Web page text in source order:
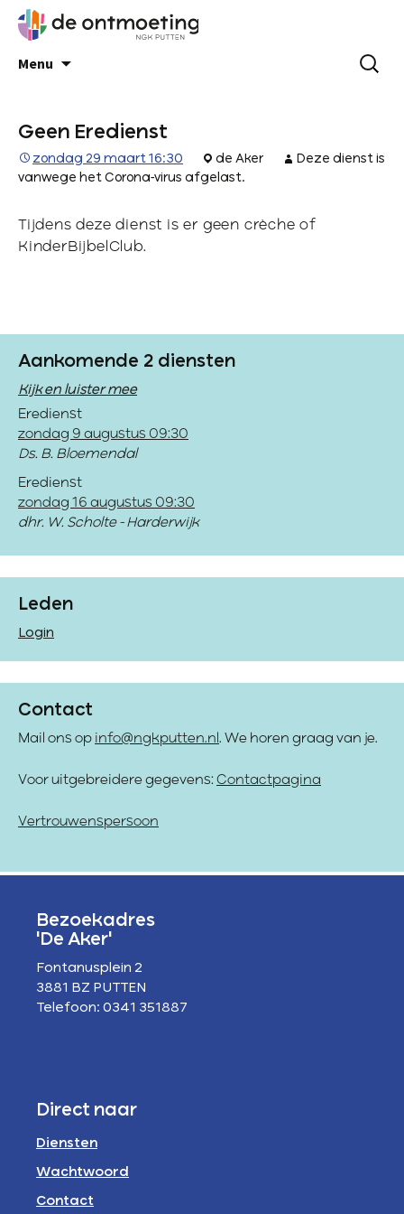
Menu
Geen Eredienst
zondag 29 maart 16:30 de Aker
Deze dienst is
vanwege het Corona-virus afgelast.
Tijdens deze dienst is er geen crèche of
KinderBijbelClub.
Aankomende 2 diensten
Kijk en luister mee
Eredienst
zondag 9 augustus 09:30
Ds. B. Bloemendal
Eredienst
zondag 16 augustus 09:30
dhr. W. Scholte - Harderwijk
Leden
Login
Contact
Mail ons op info@ngkputten.nl . We horen graag van je.
Voor uitgebreidere gegevens: Contactpagina
Vertrouwenspersoon
Bezoekadres
'De Aker'
Fontanusplein 2
3881 BZ PUTTEN
Telefoon: 0341 351887
Direct naar
Diensten
Wachtwoord
Contact